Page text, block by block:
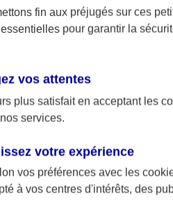
fin aux préjugés sur ces
pour garantir la
vos attentes
plus satisfait en acceptant les
services.
votre expérience
vos préférences avec les
à vos centres d'intérêts, des